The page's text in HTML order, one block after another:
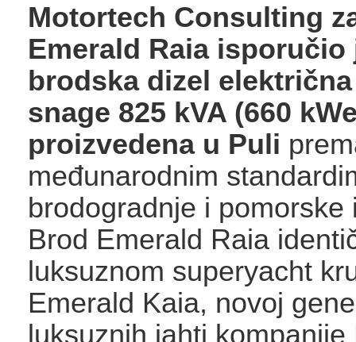
Motortech Consulting
Emerald Raia isporučio
brodska dizel
snage 825 kVA (660
proizvedena u Puli
međunarodnim
brodogradnje i pomorske
Brod Emerald Raia
luksuznom superyacht
Emerald Kaia, novoj
luksuznih jahti kompanije